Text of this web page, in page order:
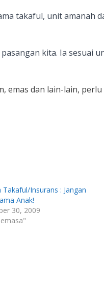
takaful, unit amanah
kita. Ia sesuai
emas dan lain-lain, perlu
Takaful/Insurans : Jangan
Anak!
30, 2009